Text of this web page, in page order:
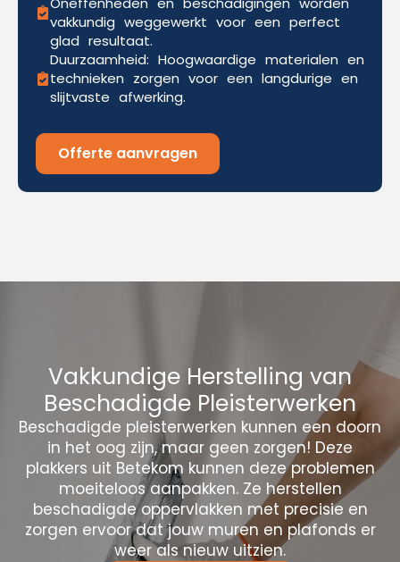
vakkundig weggewerkt voor een perfect
glad resultaat.
Duurzaamheid: Hoogwaardige materialen en
technieken zorgen voor een langdurige en
slijtvaste afwerking.
Offerte aanvragen
Vakkundige Herstelling van
Beschadigde Pleisterwerken
Beschadigde pleisterwerken kunnen een doorn
in het oog zijn, maar geen zorgen! Deze
plakkers uit Betekom kunnen deze problemen
moeiteloos aanpakken. Ze herstellen
beschadigde oppervlakken met precisie en
zorgen ervoor dat jouw muren en plafonds er
weer als nieuw uitzien.